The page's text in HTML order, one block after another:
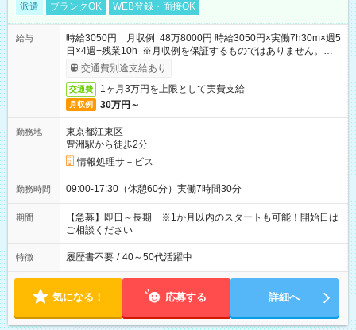
派遣 ブランクOK WEB登録・面接OK
給与
時給3050円 月収例 48万8000円 時給3050円×実働7h30m×週5
日×4週+残業10h ※月収例を保証するものではありません。※給
与即受取りサービス利用可（利用条件有）
交通費別途支給あり
交通費 1ヶ月3万円を上限として実費支給
月収例 30万円～
勤務地
東京都江東区
豊洲駅から徒歩2分
情報処理サ－ビス
勤務時間 09:00-17:30（休憩60分）実働7時間30分
期間
【急募】即日～長期 ※1か月以内のスタートも可能！開始日は
ご相談ください
特徴 履歴書不要 / 40～50代活躍中
気になる！ 応募する 詳細へ